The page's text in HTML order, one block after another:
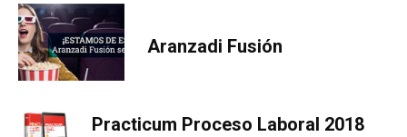
Aranzadi Fusión
Practicum Proceso Laboral 2018